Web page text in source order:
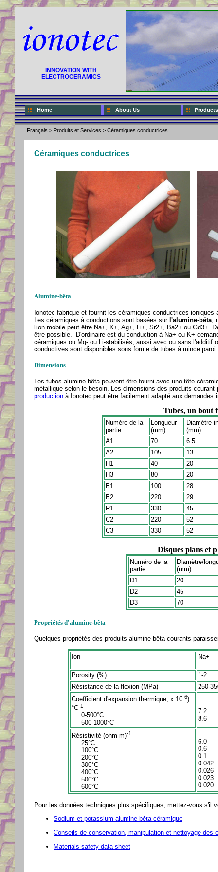
INNOVATION WITH
ELECTROCERAMICS
Home About Us
Français > Produits et Services > Céramiques conductrices
Céramiques conductrices
Alumine-bêta
Ionotec fabrique et fournit les céramiques conductrices
Les céramiques à conductions sont basées sur l'alumine-bêta,
l'ion mobile peut être Na+, K+, Ag+, Li+, Sr2+, Ba2+ ou Gd3+.
être possible. D'ordinaire est du conduction à Na+ ou K+
céramiques ou Mg- ou Li-stabilisés, aussi avec ou sans l'additif
conductives sont disponibles sous forme de tubes à mince
Dimensions
Les tubes alumine-bêta peuvent être fourni avec une tête
métallique selon le besoin. Les dimensions des produits
production à Ionotec peut être facilement adapté aux demandes
Tubes, un bout
Numéro de la
partie
Longueur
(mm)
Diamètre
(mm)
A1
70
6.5
A2
105
13
H1
40
20
H3
80
20
B1
100
28
B2
220
29
R1
330
45
C2
220
52
C3
330 52
Disques plans et
Numéro de la
partie
Diamètre/
(mm)
D1
20
D2
45
D3
70
Propriétés d'alumine-bêta
Quelques propriétés des produits alumine-bêta courants
Ion Na+
Porosity (%)
1-2
Résistance de la flexion (MPa)
250-
Coefficient d'expansion thermique, x 10-6)
°C-1
0-500°C
500-1000°C
7.2
8.6
Résistivité (ohm m)-1
25°C
100°C
200°C
300°C
400°C
500°C
600°C
6.0
0.6
0.1
0.042
0.026
0.023
0.020
Pour les données techniques plus spécifiques, mettez-vous s'il
Sodium et potassium alumine-bêta céramique
Conseils de conservation, manipulation et nettoyage des
Materials safety data sheet